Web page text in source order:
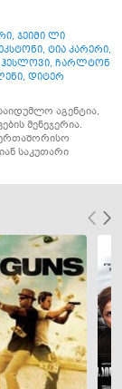
, ჯეიმი ლი
, ტია კარერი,
, ჩარლტონ
, დიტერ
აგენტია,
მენეჯერია.
საკუთარი